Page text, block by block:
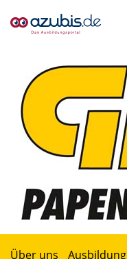
Über uns Ausbildung